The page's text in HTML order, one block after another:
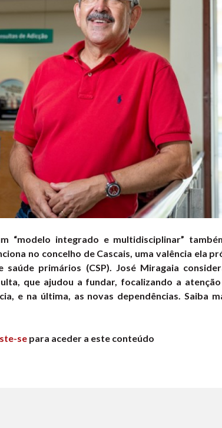
“modelo integrado e multidisciplinar”
no concelho de Cascais, uma valência ela
primários (CSP). José Miragaia
que ajudou a fundar, focalizando a
e na última, as novas dependências. Saiba
se para aceder a este conteúdo